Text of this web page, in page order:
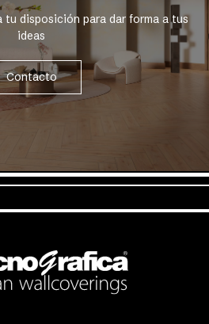
tu disposición para dar forma a tus
ideas
Contacto